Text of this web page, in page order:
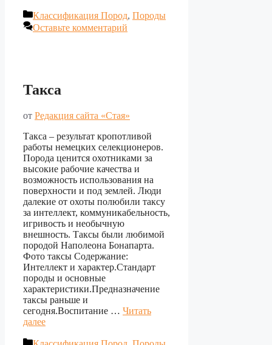
Рубрики
Классификация Пород, Породы
Оставьте комментарий
Такса
от Редакция сайта «Стая»
Такса – результат кропотливой
работы немецких селекционеров.
Порода ценится охотниками за
высокие рабочие качества и
возможность использования на
поверхности и под землей. Люди
далекие от охоты полюбили таксу
за интеллект, коммуникабельность,
игривость и необычную
внешность. Таксы были любимой
породой Наполеона Бонапарта.
Фото таксы Содержание:
Интеллект и характер.Стандарт
породы и основные
характеристики.Предназначение
таксы раньше и
сегодня.Воспитание … Читать
далее
Рубрики